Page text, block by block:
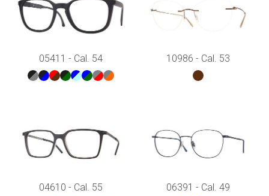
05411 - Cal. 54 10986 - Cal. 53
04610 - Cal. 55 06391 - Cal. 49